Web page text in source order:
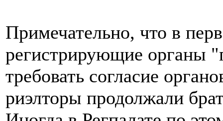
Примечательно, что в
регистрирующие органы
требовать согласие
риэлторы продолжали